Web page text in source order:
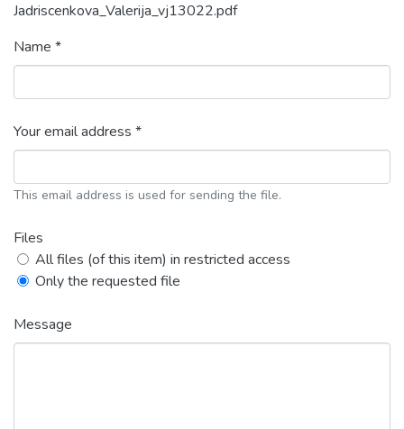
Jadriscenkova_Valerija_vj13022.pdf
Name *
Your email address *
This email address is used for sending the file.
Files
All files (of this item) in restricted access
Only the requested file
Message